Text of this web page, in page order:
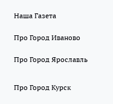
Наша Газета
Про Город Иваново
Про Город Ярославль
Про Город Курск